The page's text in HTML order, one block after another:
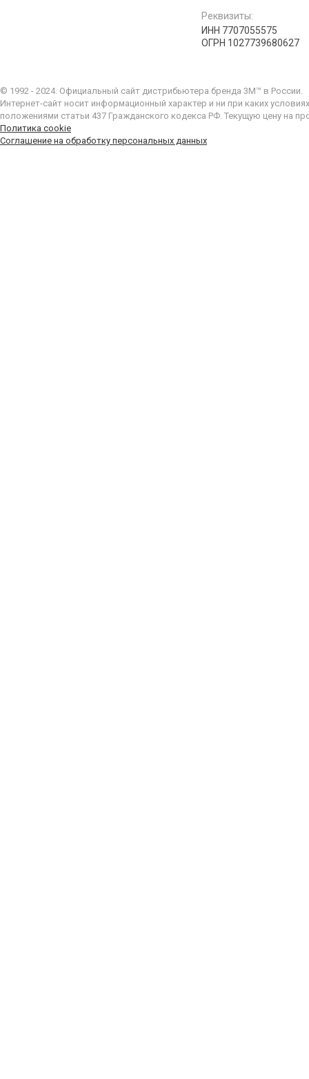
Реквизиты:
ИНН 7707055575
ОГРН 1027739680627
© 1992 - 2024. Официальный сайт дистрибьютера бренда 3M™ в России.
Интернет-сайт носит информационный характер и ни при каких
положениями статьи 437 Гражданского кодекса РФ. Текущую цену на
Политика cookie
Соглашение на обработку персональных данных